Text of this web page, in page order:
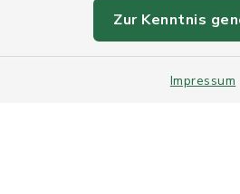
Zur Kenntnis
Impressum
Sitemap
Intranet